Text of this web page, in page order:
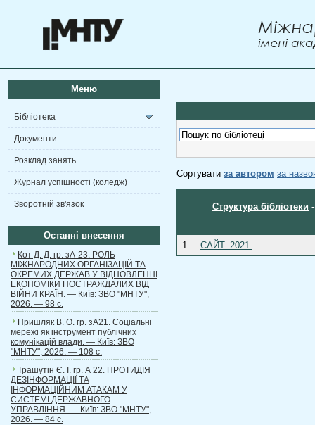
Меню
Бібліотека
Документи
Розклад занять
Журнал успішності (коледж)
Зворотній зв'язок
Останні внесення
Кот Д. Д. гр. зА-23. РОЛЬ
МІЖНАРОДНИХ ОРГАНІЗАЦІЙ ТА
ОКРЕМИХ ДЕРЖАВ У ВІДНОВЛЕННІ
ЕКОНОМІКИ ПОСТРАЖДАЛИХ ВІД
ВІЙНИ КРАЇН. — Київ: ЗВО "МНТУ",
2026. — 98 с.
Пришляк В. О. гр. зА21. Соціальні
мережі як інструмент публічних
комунікацій влади. — Київ: ЗВО
"МНТУ", 2026. — 108 с.
Трашутін Є. І. гр. А 22. ПРОТИДІЯ
ДЕЗІНФОРМАЦІЇ ТА
ІНФОРМАЦІЙНИМ АТАКАМ У
СИСТЕМІ ДЕРЖАВНОГО
УПРАВЛІННЯ. — Київ: ЗВО "МНТУ",
2026. — 84 с.
Сортувати за автором за
Структура бібліотеки
1. САЙТ. 2021.